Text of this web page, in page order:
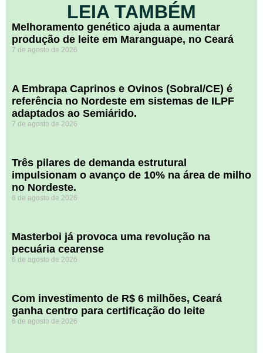
LEIA TAMBÉM
Melhoramento genético ajuda a aumentar
produção de leite em Maranguape, no Ceará
7 de agosto de 2026
A Embrapa Caprinos e Ovinos (Sobral/CE) é
referência no Nordeste em sistemas de ILPF
adaptados ao Semiárido.
7 de agosto de 2026
​Três pilares de demanda estrutural
impulsionam o avanço de 10% na área de milho
no Nordeste.
6 de agosto de 2026
Masterboi já provoca uma revolução na
pecuária cearense
6 de agosto de 2026
Com investimento de R$ 6 milhões, Ceará
ganha centro para certificação do leite
6 de agosto de 2026